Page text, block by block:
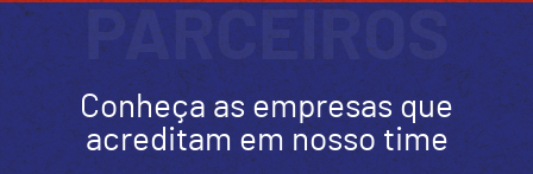
PARCEIROS
Conheça as empresas que
acreditam em nosso time